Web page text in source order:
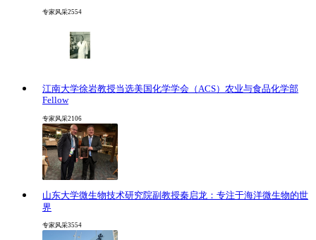
专家风采2554
江南大学徐岩教授当选美国化学学会（ACS）农业与食品化学部
Fellow
专家风采2106
山东大学微生物技术研究院副教授秦启龙：专注于海洋微生物的世
界
专家风采3554